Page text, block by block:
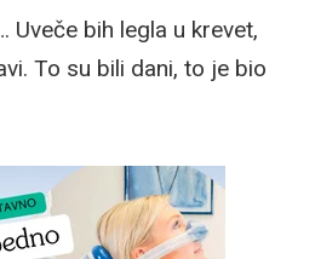
Uveče bih legla u krevet,
To su bili dani, to je bio